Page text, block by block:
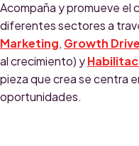
Acompaña y promueve el
diferentes sectores a
Marketing, Growth
al crecimiento) y
pieza que crea se centra
oportunidades.